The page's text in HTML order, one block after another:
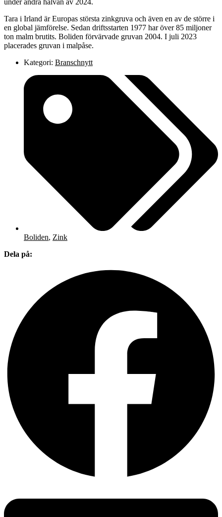
under andra halvan av 2024.
Tara i Irland är Europas största zinkgruva och även en av de större i
en global jämförelse. Sedan driftsstarten 1977 har över 85 miljoner
ton malm brutits. Boliden förvärvade gruvan 2004. I juli 2023
placerades gruvan i malpåse.
Kategori: Branschnytt
Boliden, Zink
Dela på: